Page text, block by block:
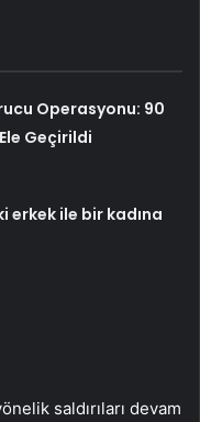
Operasyonu: 90
Geçirildi
erkek ile bir kadına
saldırıları devam